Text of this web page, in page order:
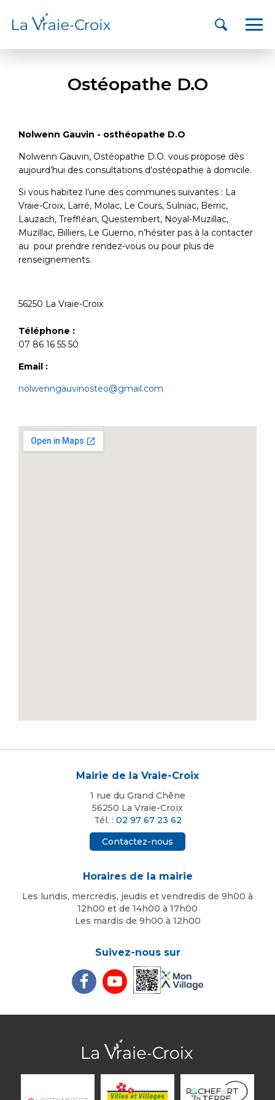
Ostéopathe D.O
Nolwenn Gauvin - osthéopathe D.O
Nolwenn Gauvin, Ostéopathe D.O. vous propose dès
aujourd’hui des consultations d'ostéopathie à domicile.
Si vous habitez l’une des communes suivantes : La
Vraie-Croix, Larré, Molac, Le Cours, Sulniac, Berric,
Lauzach, Treffléan, Questembert, Noyal-Muzillac,
Muzillac, Billiers, Le Guerno, n’hésiter pas à la contacter
au pour prendre rendez-vous ou pour plus de
renseignements.
56250 La Vraie-Croix
Téléphone :
07 86 16 55 50
Email :
nolwenngauvinosteo@gmail.com
Mairie de la Vraie-Croix
1 rue du Grand Chêne
56250 La Vraie-Croix
Tél. : 02 97 67 23 62
Contactez-nous
Horaires de la mairie
Les lundis, mercredis, jeudis et vendredis de 9h00 à
12h00 et de 14h00 à 17h00
Les mardis de 9h00 à 12h00
Suivez-nous sur